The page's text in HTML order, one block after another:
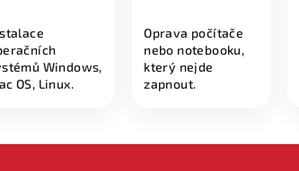
Windows,
OS, Linux.
Oprava počítače
nebo notebooku,
který nejde
zapnout.